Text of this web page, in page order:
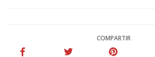
COMPARTIR